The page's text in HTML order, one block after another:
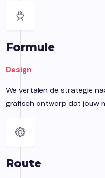
Formule
Design
We vertalen de strategie
grafisch ontwerp dat jouw
Route